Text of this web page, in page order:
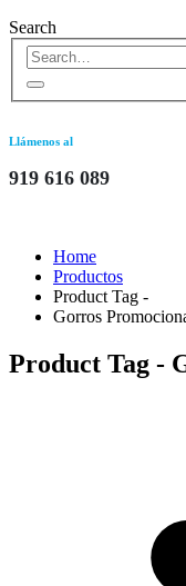
Search
Llámenos al
919 616 089
Home
Productos
Product Tag -
Gorros
Product Tag -